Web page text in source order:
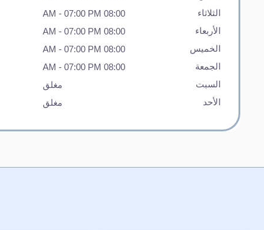
الثلاثاء
08:00 AM
- 07:00 PM
الأربعاء
08:00 AM
- 07:00 PM
الخميس
08:00 AM
- 07:00 PM
الجمعة
08:00 AM
- 07:00 PM
السبت
مغلق
الأحد
مغلق